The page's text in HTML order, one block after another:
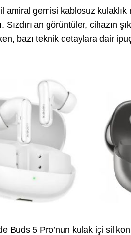
amiral gemisi kablosuz
Sızdırılan görüntüler, cihazın
bazı teknik detaylara dair
Buds 5 Pro’nun kulak içi